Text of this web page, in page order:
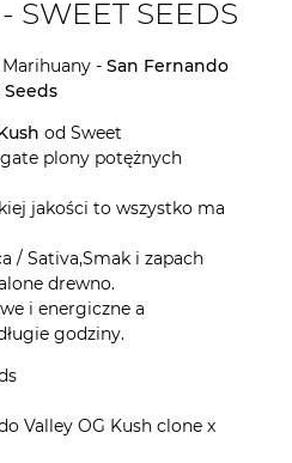
SEEDS
- San Fernando
od Sweet
plony potężnych
jakości to wszystko ma
/ Sativa,Smak i zapach
drewno.
i energiczne a
godziny.
Valley OG Kush clone x